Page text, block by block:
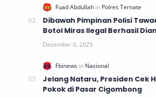
Dibawah Pimpinan Polisi
Botol Miras Ilegal Berhasil
Jelang Nataru, Presiden Cek
Pokok di Pasar Cigombong